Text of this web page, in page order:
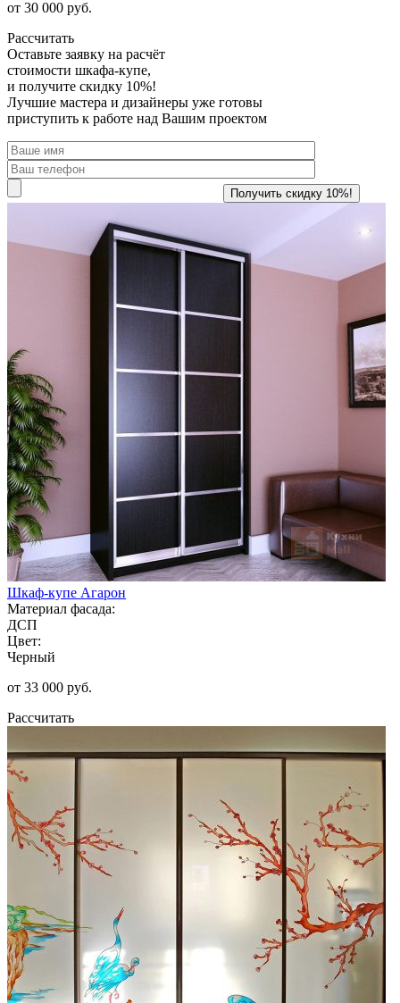
от 30 000 руб.
Рассчитать
Оставьте заявку на расчёт
стоимости шкафа-купе,
и получите скидку 10%!
Лучшие мастера и дизайнеры уже готовы
приступить к работе над Вашим проектом
Шкаф-купе Агарон
Материал фасада:
ДСП
Цвет:
Черный
от 33 000 руб.
Рассчитать